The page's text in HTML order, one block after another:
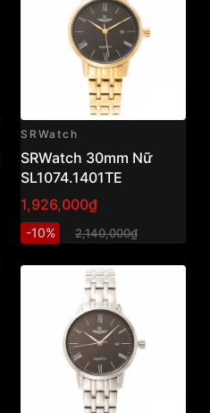
SRWatch
SRWatch 30mm Nữ
SL1074.1401TE
1,926,000₫
-10% 2,140,000₫